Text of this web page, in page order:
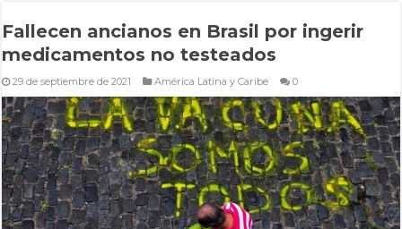
Fallecen ancianos en Brasil por ingerir
medicamentos no testeados
29 de septiembre de 2021 América Latina y Caribe 0